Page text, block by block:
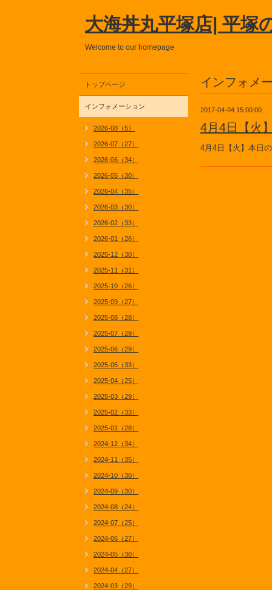
大海丼丸平塚店| 平塚
Welcome to our homepage
インフォメ
2017-04-04 15:00:00
4月4日【火
4月4日【火】本日
トップページ
インフォメーション
2026-08（5）
2026-07（27）
2026-06（34）
2026-05（30）
2026-04（35）
2026-03（30）
2026-02（33）
2026-01（26）
2025-12（30）
2025-11（31）
2025-10（26）
2025-09（27）
2025-08（28）
2025-07（29）
2025-06（29）
2025-05（33）
2025-04（25）
2025-03（29）
2025-02（33）
2025-01（28）
2024-12（34）
2024-11（35）
2024-10（30）
2024-09（30）
2024-08（24）
2024-07（25）
2024-06（27）
2024-05（30）
2024-04（27）
2024-03（29）